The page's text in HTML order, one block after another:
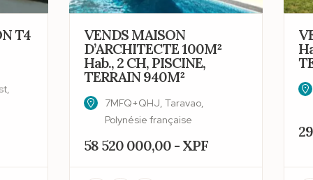
T4
VENDS MAISON
D’ARCHITECTE 100M²
Hab., 2 CH, PISCINE,
TERRAIN 940M²
7MFQ+QHJ, Taravao,
Polynésie française
58 520 000,00 - XPF